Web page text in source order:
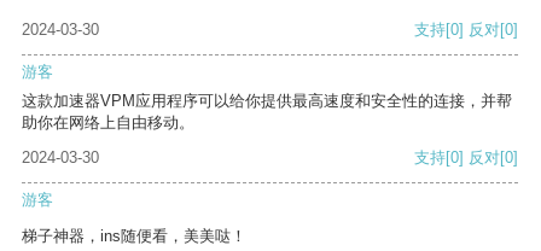
2024-03-30 支持[0] 反对[0]
游客
这款加速器VPM应用程序可以给你提供最高速度和安全性的连接，并帮
助你在网络上自由移动。
2024-03-30
支持[0] 反对[0]
游客
梯子神器，ins随便看，美美哒！